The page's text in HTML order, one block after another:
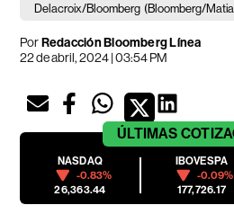
Delacroix/Bloomberg (Bloomberg/
PorRedacción Bloomberg Línea
22 de abril, 2024 | 03:54 PM
ÚLTIMAS
NASDAQ
-0.83%
26,363.44
IBOVESPA
-0.09%
177,726.17